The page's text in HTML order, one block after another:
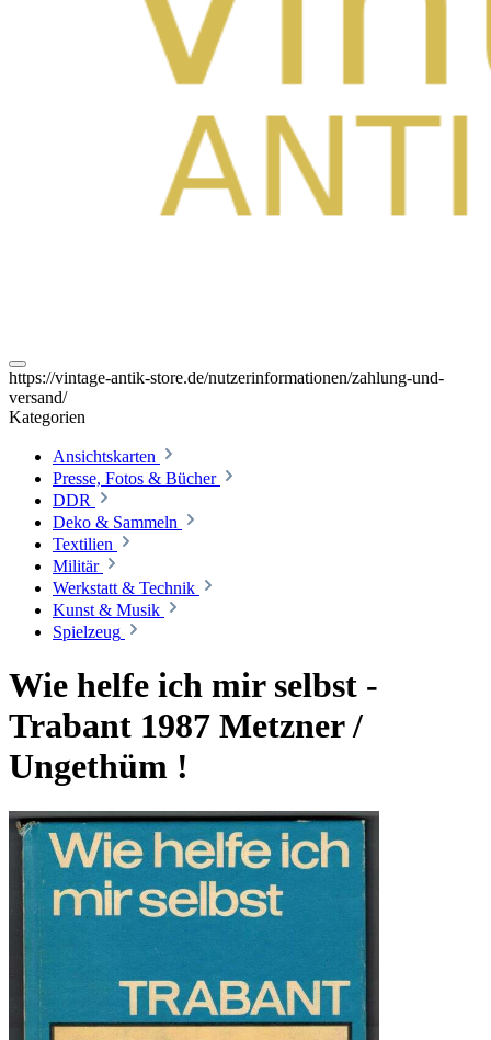
https://vintage-antik-store.de/nutzerinformationen/zahlung-und-
versand/
Kategorien
Ansichtskarten
Presse, Fotos & Bücher
DDR
Deko & Sammeln
Textilien
Militär
Werkstatt & Technik
Kunst & Musik
Spielzeug
Wie helfe ich mir selbst -
Trabant 1987 Metzner /
Ungethüm !